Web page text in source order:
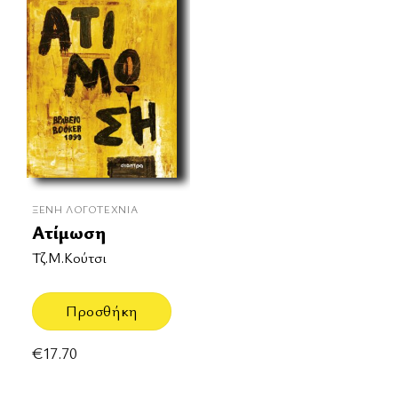
ΞΈΝΗ ΛΟΓΟΤΕΧΝΊΑ
Ατίμωση
Τζ.Μ.Κούτσι
Προσθήκη
€17.70